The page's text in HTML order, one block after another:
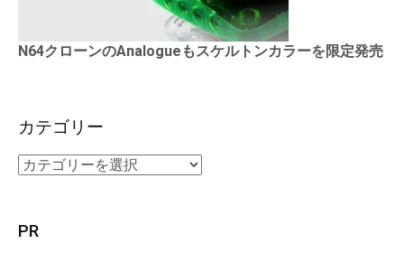
N64クローンのAnalogueもスケルトンカラーを限定発売
カテゴリー
PR